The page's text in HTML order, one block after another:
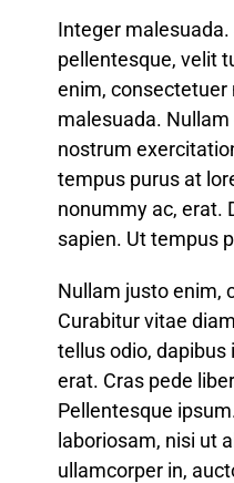
Integer
pellentesque, velit
enim, consectetuer
malesuada.
nostrum
tempus purus at
nonummy ac, erat.
sapien. Ut tempus
Nullam justo enim,
Curabitur vitae
tellus odio,
erat. Cras pede
Pellentesque
laboriosam, nisi ut
ullamcorper in,